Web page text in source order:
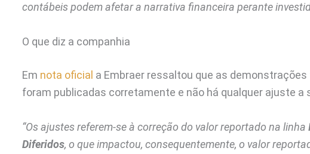
contábeis podem afetar a narrativa financeira perante
O que diz a companhia
Em nota oficial a Embraer ressaltou que as
foram publicadas corretamente e não há qualquer ajuste a
“Os ajustes referem-se à correção do valor reportado na linha
Diferidos, o que impactou, consequentemente, o valor